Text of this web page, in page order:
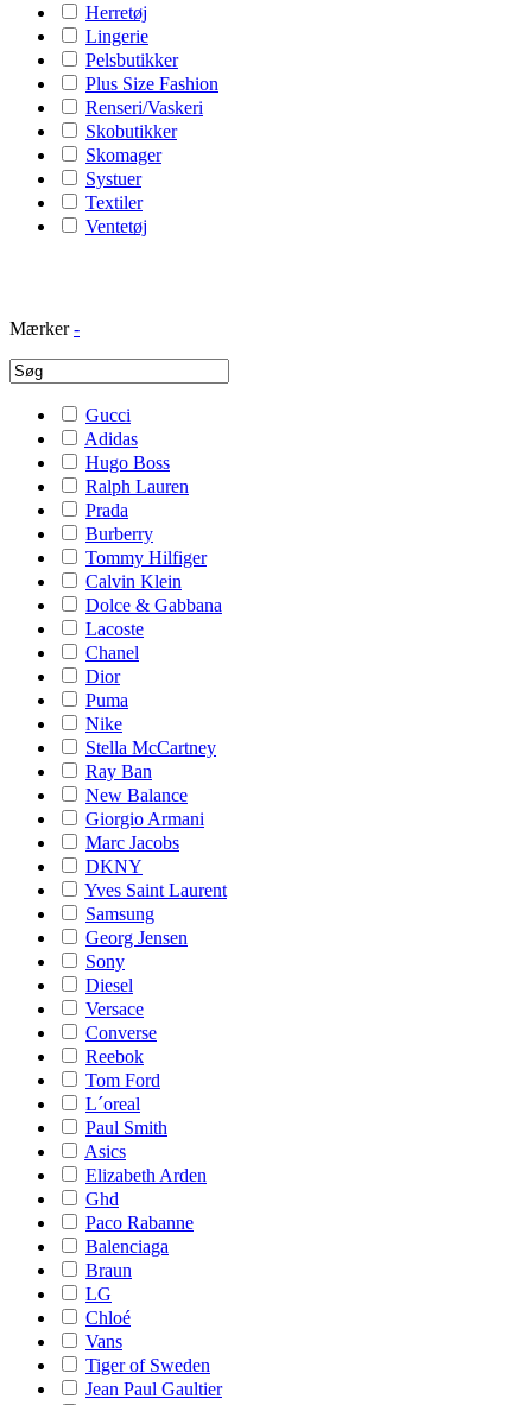
Herretøj
Lingerie
Pelsbutikker
Plus Size Fashion
Renseri/Vaskeri
Skobutikker
Skomager
Systuer
Textiler
Ventetøj
Mærker -
Gucci
Adidas
Hugo Boss
Ralph Lauren
Prada
Burberry
Tommy Hilfiger
Calvin Klein
Dolce & Gabbana
Lacoste
Chanel
Dior
Puma
Nike
Stella McCartney
Ray Ban
New Balance
Giorgio Armani
Marc Jacobs
DKNY
Yves Saint Laurent
Samsung
Georg Jensen
Sony
Diesel
Versace
Converse
Reebok
Tom Ford
L´oreal
Paul Smith
Asics
Elizabeth Arden
Ghd
Paco Rabanne
Balenciaga
Braun
LG
Chloé
Vans
Tiger of Sweden
Jean Paul Gaultier